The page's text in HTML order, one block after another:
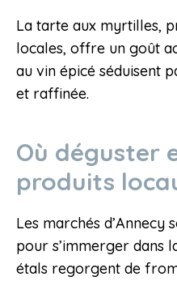
La tarte aux myrtilles,
locales, offre un goût
au vin épicé séduisent
et raffinée.
Où déguster
produits
Les marchés d’Annecy
pour s’immerger dans
étals regorgent de